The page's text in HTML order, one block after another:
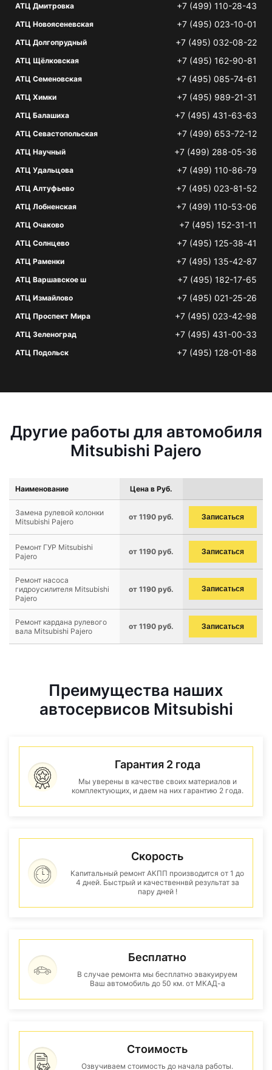
АТЦ Дмитровка +7 (499) 110-28-43
АТЦ Новоясеневская +7 (495) 023-10-01
АТЦ Долгопрудный +7 (495) 032-08-22
АТЦ Щёлковская +7 (495) 162-90-81
АТЦ Семеновская +7 (495) 085-74-61
АТЦ Химки +7 (495) 989-21-31
АТЦ Балашиха +7 (495) 431-63-63
АТЦ Севастопольская +7 (499) 653-72-12
АТЦ Научный +7 (499) 288-05-36
АТЦ Удальцова +7 (499) 110-86-79
АТЦ Алтуфьево +7 (495) 023-81-52
АТЦ Лобненская +7 (499) 110-53-06
АТЦ Очаково +7 (495) 152-31-11
АТЦ Солнцево +7 (495) 125-38-41
АТЦ Раменки +7 (495) 135-42-87
АТЦ Варшавское ш +7 (495) 182-17-65
АТЦ Измайлово +7 (495) 021-25-26
АТЦ Проспект Мира +7 (495) 023-42-98
АТЦ Зеленоград +7 (495) 431-00-33
АТЦ Подольск +7 (495) 128-01-88
Другие работы для автомобиля
Mitsubishi Pajero
Наименование Цена в Руб.
Замена рулевой колонки
Mitsubishi Pajero
от 1190 руб. Записаться
Ремонт ГУР Mitsubishi
Pajero
от 1190 руб. Записаться
Ремонт насоса
гидроусилителя Mitsubishi
Pajero
от 1190 руб. Записаться
Ремонт кардана рулевого
вала Mitsubishi Pajero
от 1190 руб. Записаться
Преимущества наших
автосервисов Mitsubishi
Гарантия 2 года
Мы уверены в качестве своих материалов и
комплектующих, и даем на них гарантию 2 года.
Скорость
Капитальный ремонт АКПП производится от 1 до
4 дней. Быстрый и качественнвй результат за
пару дней !
Бесплатно
В случае ремонта мы бесплатно эвакуируем
Ваш автомобиль до 50 км. от МКАД-а
Стоимость
Озвучиваем стоимость до начала работы.